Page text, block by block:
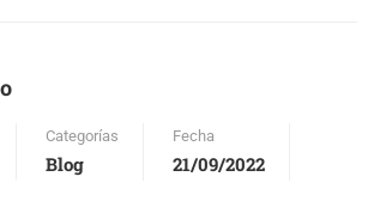
Categorías
Blog
Fecha
21/09/2022